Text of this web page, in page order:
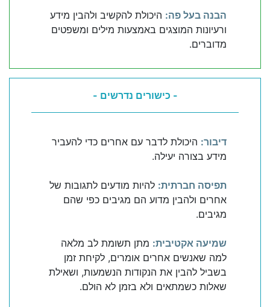
הבנה בעל פה: היכולת להקשיב ולהבין מידע
ורעיונות המוצגים באמצעות מילים ומשפטים
מדוברים.
- כישורים נדרשים -
דיבור: היכולת לדבר עם אחרים כדי להעביר
מידע בצורה יעילה.
תפיסה חברתית: להיות מודעים לתגובות של
אחרים ולהבין מדוע הם מגיבים כפי שהם
מגיבים.
שמיעה אקטיבית: מתן תשומת לב מלאה
למה שאנשים אחרים אומרים, לקיחת זמן
בשביל להבין את הנקודות הנשמעות, ושאילת
שאלות כשמתאים ולא בזמן לא הולם.